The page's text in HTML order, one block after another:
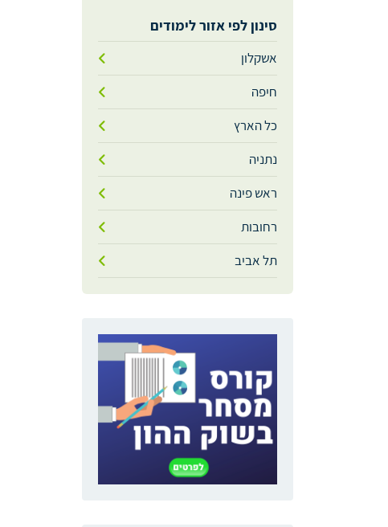
סינון לפי אזור לימודים
אשקלון
חיפה
כל הארץ
נתניה
ראש פינה
רחובות
תל אביב